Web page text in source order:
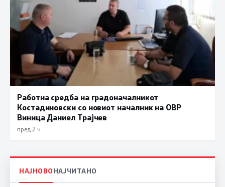
Работна средба на градоначалникот
Костадиновски со новиот началник на ОВР
Виница Даниел Трајчев
пред 2 ч.
НАЈНОВОНАЈЧИТАНО